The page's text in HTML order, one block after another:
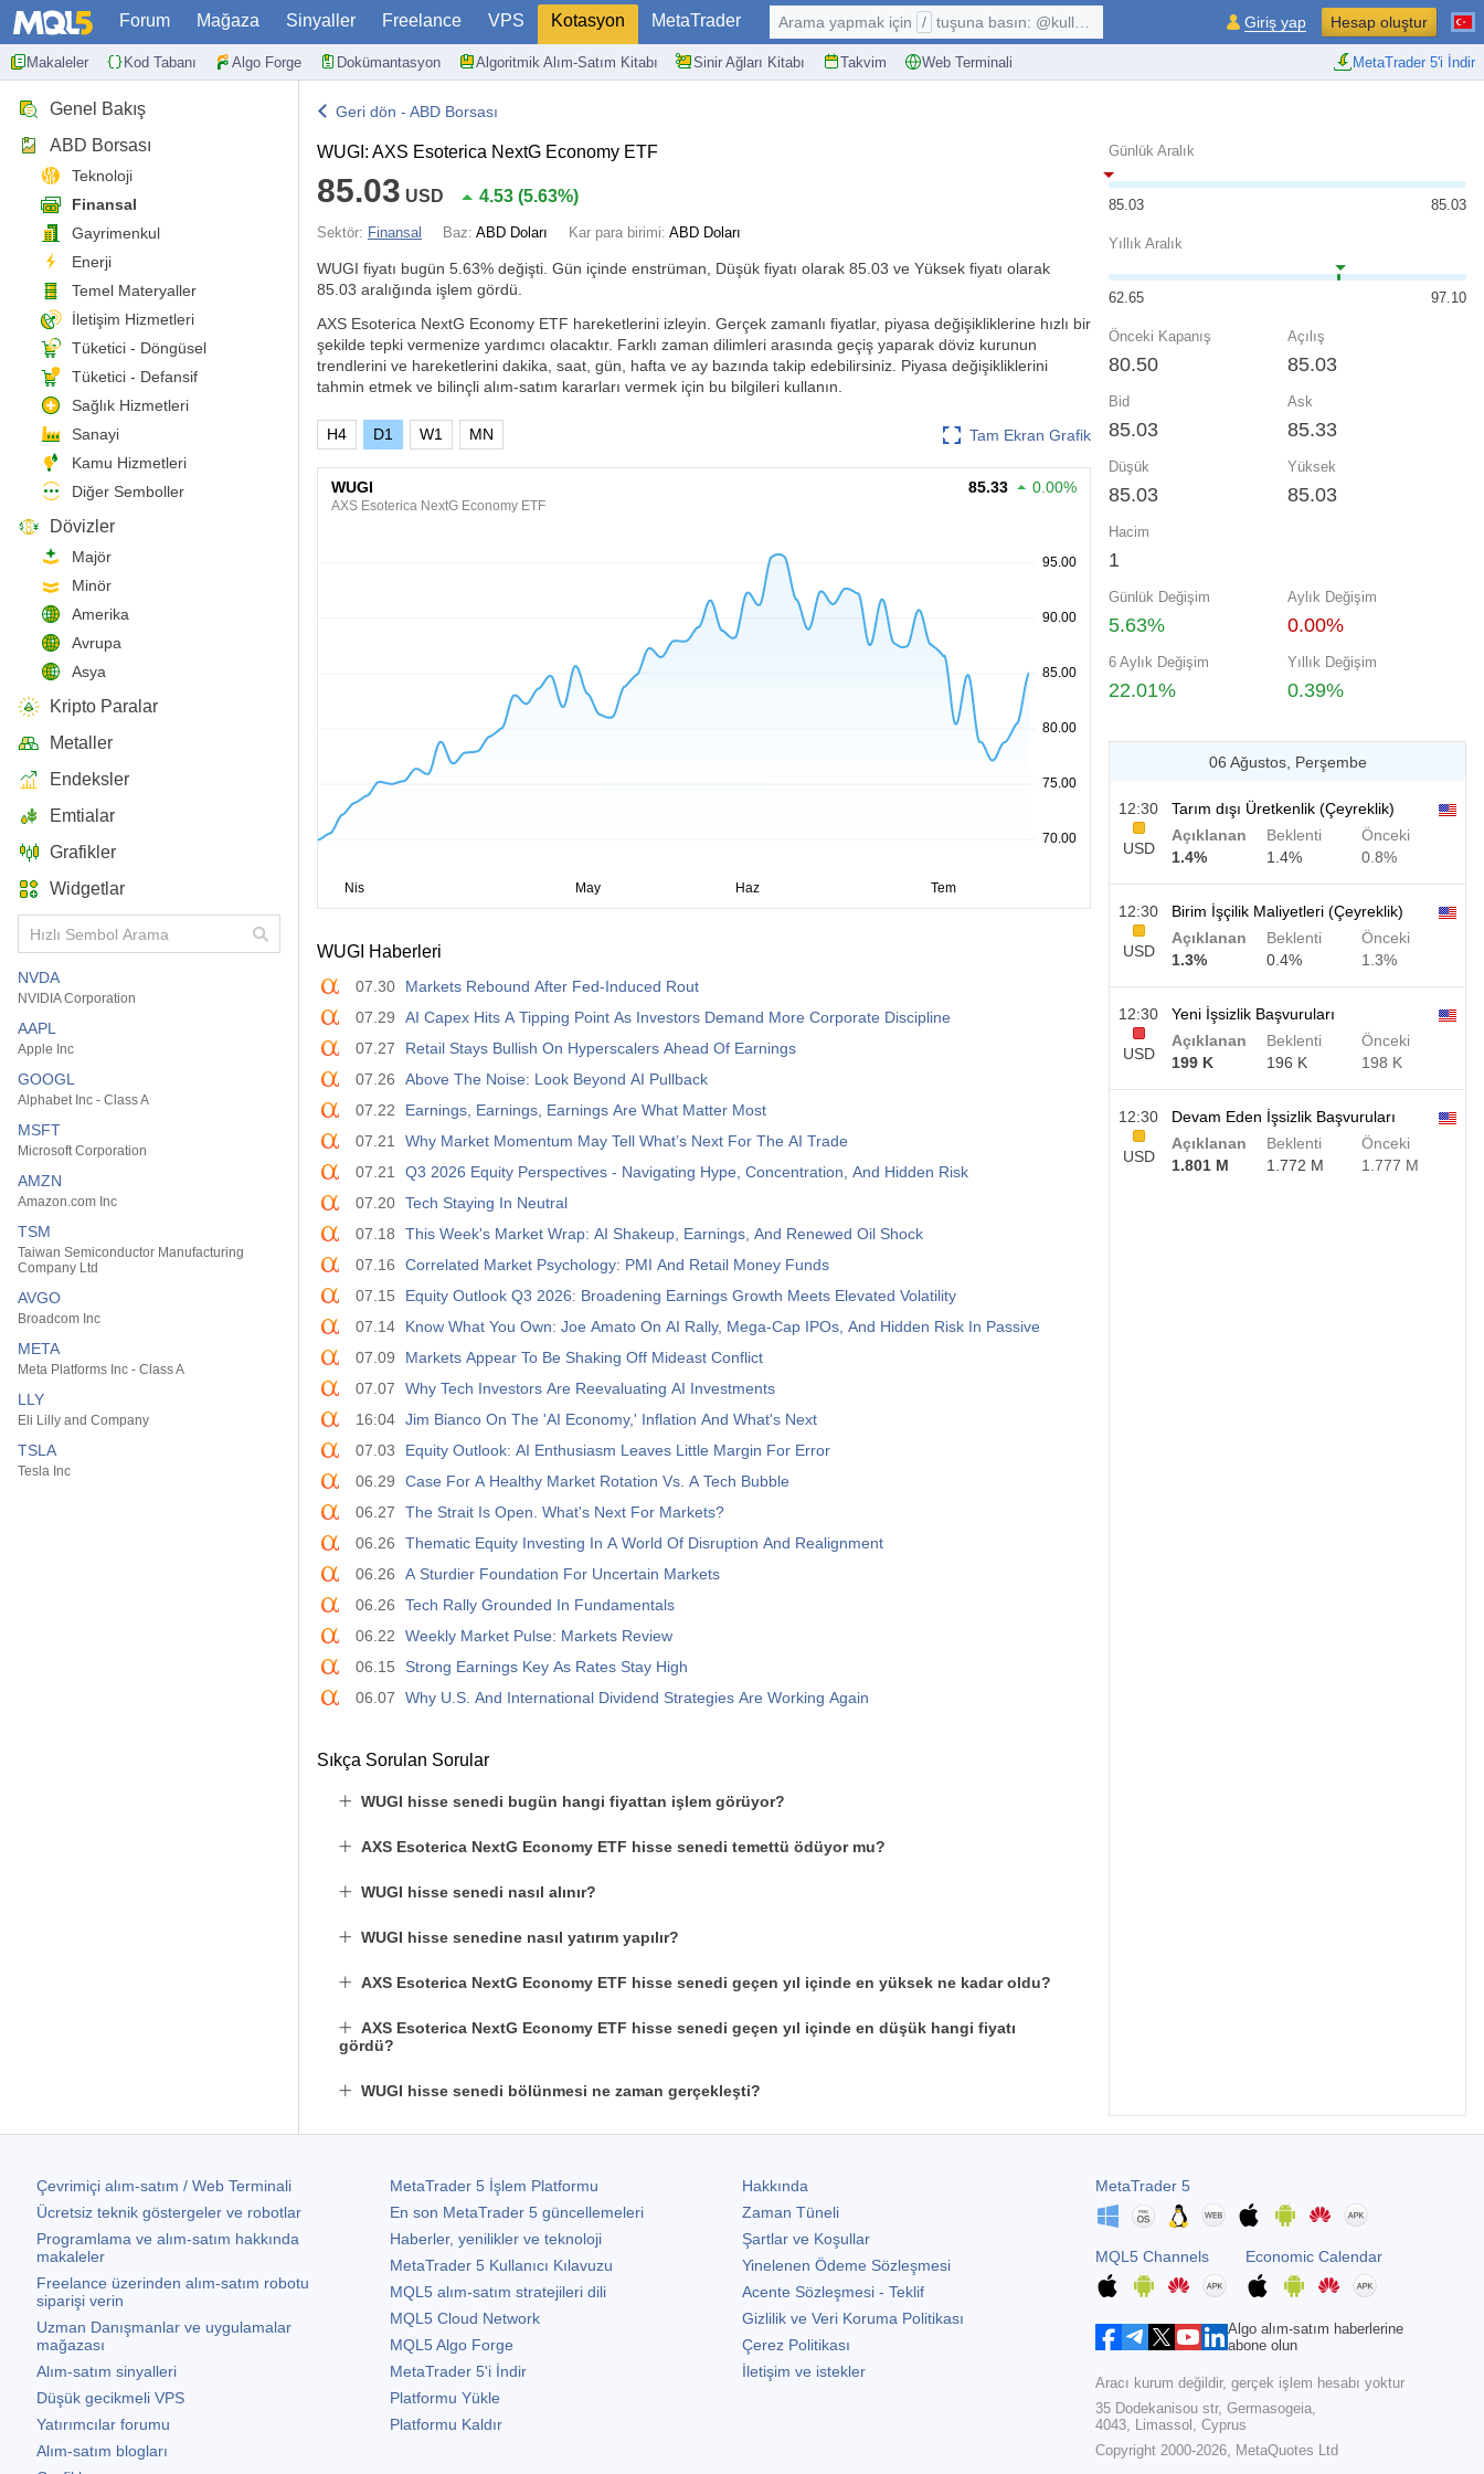
Forum Mağaza Sinyaller Freelance VPS Kotasyon MetaTrader
Makaleler Kod Tabanı Algo Forge Dokümantasyon Algoritmik Alım-Satım Kitabı Sinir Ağları Kitabı Takvim Web Terminali MetaTrader 5'i İndir
Arama yapmak için / tuşuna basın: @kullanıcı, $sembol, ... Giriş yap Hesap oluştur
Genel Bakış
ABD Borsası
Teknoloji
Finansal
Gayrimenkul
Enerji
Temel Materyaller
İletişim Hizmetleri
Tüketici - Döngüsel
Tüketici - Defansif
Sağlık Hizmetleri
Sanayi
Kamu Hizmetleri
Diğer Semboller
Dövizler
Majör
Minör
Amerika
Avrupa
Asya
Kripto Paralar
Metaller
Endeksler
Emtialar
Grafikler
Widgetlar
NVDA
NVIDIA Corporation
AAPL
Apple Inc
GOOGL
Alphabet Inc - Class A
MSFT
Microsoft Corporation
AMZN
Amazon.com Inc
TSM
Taiwan Semiconductor Manufacturing
Company Ltd
AVGO
Broadcom Inc
META
Meta Platforms Inc - Class A
LLY
Eli Lilly and Company
TSLA
Tesla Inc
Geri dön - ABD Borsası
WUGI: AXS Esoterica NextG Economy ETF
85.03 USD 4.53 (5.63%)
Sektör: Finansal Baz: ABD Doları Kar para birimi: ABD Doları
WUGI fiyatı bugün 5.63% değişti. Gün içinde enstrüman, Düşük fiyatı olarak 85.03 ve Yüksek fiyatı olarak
85.03 aralığında işlem gördü.
AXS Esoterica NextG Economy ETF hareketlerini izleyin. Gerçek zamanlı fiyatlar, piyasa değişikliklerine hızlı bir
şekilde tepki vermenize yardımcı olacaktır. Farklı zaman dilimleri arasında geçiş yaparak döviz kurunun
trendlerini ve hareketlerini dakika, saat, gün, hafta ve ay bazında takip edebilirsiniz. Piyasa değişikliklerini
tahmin etmek ve bilinçli alım-satım kararları vermek için bu bilgileri kullanın.
Tam Ekran Grafik
H4 D1 W1 MN
WUGI
AXS Esoterica NextG Economy ETF
85.33 0.00%
WUGI Haberleri
07.30
Markets Rebound After Fed-Induced Rout
07.29
AI Capex Hits A Tipping Point As Investors Demand More Corporate Discipline
07.27
Retail Stays Bullish On Hyperscalers Ahead Of Earnings
07.26
Above The Noise: Look Beyond AI Pullback
07.22
Earnings, Earnings, Earnings Are What Matter Most
07.21
Why Market Momentum May Tell What’s Next For The AI Trade
07.21
Q3 2026 Equity Perspectives - Navigating Hype, Concentration, And Hidden Risk
07.20 Tech Staying In Neutral
07.18
This Week's Market Wrap: AI Shakeup, Earnings, And Renewed Oil Shock
07.16
Correlated Market Psychology: PMI And Retail Money Funds
07.15
Equity Outlook Q3 2026: Broadening Earnings Growth Meets Elevated Volatility
07.14
Know What You Own: Joe Amato On AI Rally, Mega-Cap IPOs, And Hidden Risk In Passive
07.09
Markets Appear To Be Shaking Off Mideast Conflict
07.07
Why Tech Investors Are Reevaluating AI Investments
16:04 Jim Bianco On The 'AI Economy,' Inflation And What's Next
07.03
Equity Outlook: AI Enthusiasm Leaves Little Margin For Error
06.29
Case For A Healthy Market Rotation Vs. A Tech Bubble
06.27
The Strait Is Open. What's Next For Markets?
06.26
Thematic Equity Investing In A World Of Disruption And Realignment
06.26
A Sturdier Foundation For Uncertain Markets
06.26
Tech Rally Grounded In Fundamentals
06.22
Weekly Market Pulse: Markets Review
06.15
Strong Earnings Key As Rates Stay High
06.07
Why U.S. And International Dividend Strategies Are Working Again
Sıkça Sorulan Sorular
WUGI hisse senedi bugün hangi fiyattan işlem görüyor?
AXS Esoterica NextG Economy ETF hisse senedi temettü ödüyor mu?
WUGI hisse senedi nasıl alınır?
WUGI hisse senedine nasıl yatırım yapılır?
AXS Esoterica NextG Economy ETF hisse senedi geçen yıl içinde en yüksek ne kadar oldu?
AXS Esoterica NextG Economy ETF hisse senedi geçen yıl içinde en düşük hangi fiyatı
gördü?
WUGI hisse senedi bölünmesi ne zaman gerçekleşti?
Günlük Aralık
85.03 85.03
Yıllık Aralık
62.65 97.10
Önceki Kapanış
80.50
Açılış
85.03
Bid
85.03
Ask
85.33
Düşük
85.03
Yüksek
85.03
Hacim
1
Günlük Değişim
5.63%
Aylık Değişim
0.00%
6 Aylık Değişim
22.01%
Yıllık Değişim
0.39%
06 Ağustos, Perşembe
12:30
USD
Tarım dışı Üretkenlik (Çeyreklik)
Açıklanan
1.4%
Beklenti
1.4%
Önceki
0.8%
12:30
USD
Birim İşçilik Maliyetleri (Çeyreklik)
Açıklanan
1.3%
Beklenti
0.4%
Önceki
1.3%
12:30
USD
Yeni İşsizlik Başvuruları
Açıklanan
199 K
Beklenti
196 K
Önceki
198 K
12:30
USD
Devam Eden İşsizlik Başvuruları
Açıklanan
1.801 M
Beklenti
1.772 M
Önceki
1.777 M
Çevrimiçi alım-satım / Web Terminali
Ücretsiz teknik göstergeler ve robotlar
Programlama ve alım-satım hakkında
makaleler
Freelance üzerinden alım-satım robotu
siparişi verin
Uzman Danışmanlar ve uygulamalar
mağazası
Alım-satım sinyalleri
Düşük gecikmeli VPS
Yatırımcılar forumu
Alım-satım blogları
MetaTrader 5İşlem Platformu
En son MetaTrader 5güncellemeleri
Haberler, yenilikler ve teknoloji
MetaTrader 5Kullanıcı Kılavuzu
MQL5 alım-satım stratejileri dili
MQL5 Cloud Network
MQL5 Algo Forge
MetaTrader 5'i İndir
Platformu Yükle
Platformu Kaldır
Hakkında
Zaman Tüneli
Şartlar ve Koşullar
Yinelenen Ödeme Sözleşmesi
Acente Sözleşmesi - Teklif
Gizlilik ve Veri Koruma Politikası
Çerez Politikası
İletişim ve istekler
MetaTrader 5
MQL5 Channels Economic Calendar
Algo alım-satım haberlerine
abone olun
Aracı kurum değildir, gerçek işlem hesabı yoktur
35 Dodekanisou str, Germasogeia,
4043, Limassol, Cyprus
Copyright 2000-2026, MetaQuotes Ltd